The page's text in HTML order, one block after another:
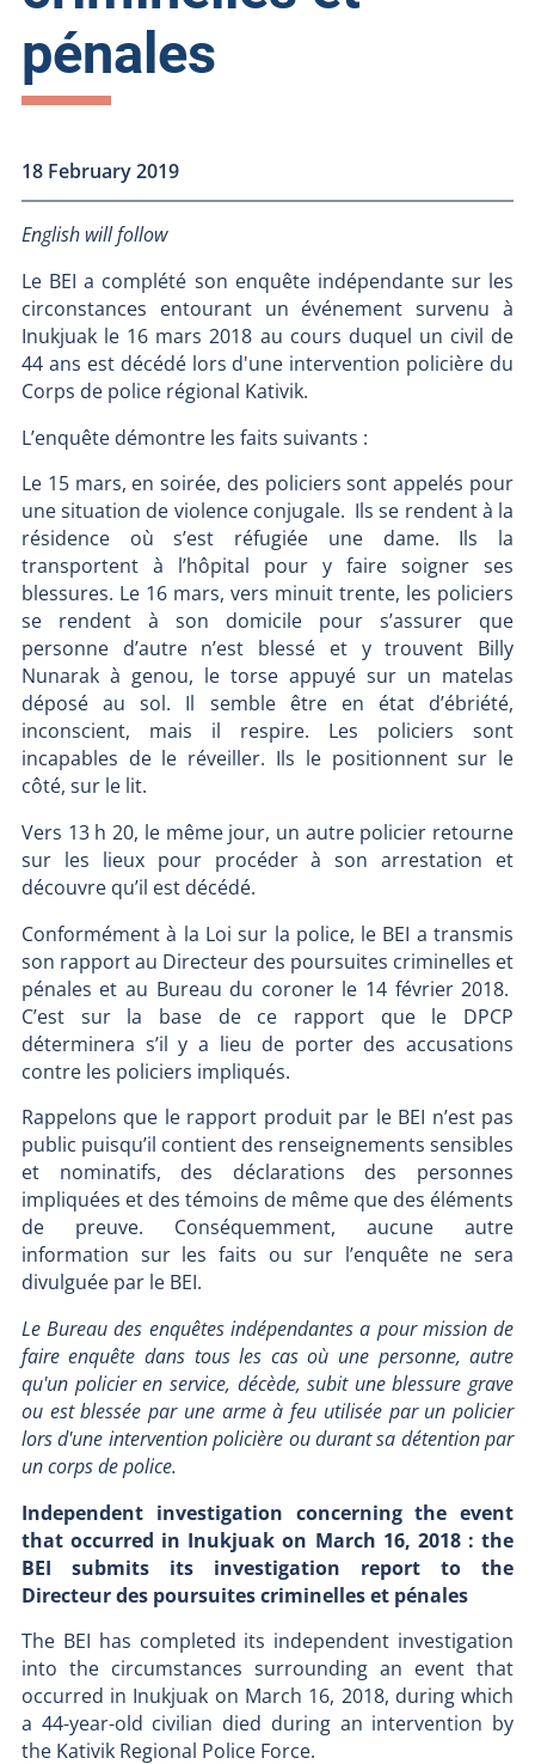
pénales
18 February 2019
English will follow
Le BEI a complété son enquête indépendante sur les
circonstances entourant un événement survenu à
Inukjuak le 16 mars 2018 au cours duquel un civil de
44 ans est décédé lors d'une intervention policière du
Corps de police régional Kativik.
L’enquête démontre les faits suivants :
Le 15 mars, en soirée, des policiers sont appelés pour
une situation de violence conjugale. Ils se rendent à la
résidence où s’est réfugiée une dame. Ils la
transportent à l’hôpital pour y faire soigner ses
blessures. Le 16 mars, vers minuit trente, les policiers
se rendent à son domicile pour s’assurer que
personne d’autre n’est blessé et y trouvent Billy
Nunarak à genou, le torse appuyé sur un matelas
déposé au sol. Il semble être en état d’ébriété,
inconscient, mais il respire. Les policiers sont
incapables de le réveiller. Ils le positionnent sur le
côté, sur le lit.
Vers 13 h 20, le même jour, un autre policier retourne
sur les lieux pour procéder à son arrestation et
découvre qu’il est décédé.
Conformément à la Loi sur la police, le BEI a transmis
son rapport au Directeur des poursuites criminelles et
pénales et au Bureau du coroner le 14 février 2018.
C’est sur la base de ce rapport que le DPCP
déterminera s’il y a lieu de porter des accusations
contre les policiers impliqués.
Rappelons que le rapport produit par le BEI n’est pas
public puisqu’il contient des renseignements sensibles
et nominatifs, des déclarations des personnes
impliquées et des témoins de même que des éléments
de preuve. Conséquemment, aucune autre
information sur les faits ou sur l’enquête ne sera
divulguée par le BEI.
Le Bureau des enquêtes indépendantes a pour mission de
faire enquête dans tous les cas où une personne, autre
qu'un policier en service, décède, subit une blessure grave
ou est blessée par une arme à feu utilisée par un policier
lors d'une intervention policière ou durant sa détention par
un corps de police.
Independent investigation concerning the event
that occurred in Inukjuak on March 16, 2018 : the
BEI submits its investigation report to the
Directeur des poursuites criminelles et pénales
The BEI has completed its independent investigation
into the circumstances surrounding an event that
occurred in Inukjuak on March 16, 2018, during which
a 44-year-old civilian died during an intervention by
the Kativik Regional Police Force.